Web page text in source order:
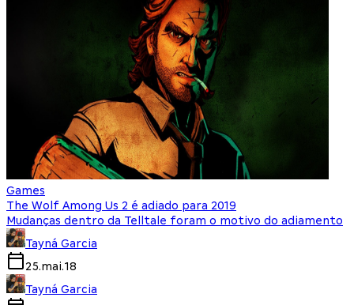
Games
The Wolf Among Us 2 é adiado para 2019
Mudanças dentro da Telltale foram o motivo do adiamento
Tayná Garcia
25.mai.18
Tayná Garcia